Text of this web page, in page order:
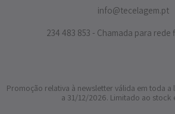
info@tecelagem.pt
234 483 853 - Chamada para
Promoção relativa à newsletter válida em toda
a 31/12/2026. Limitado ao stock